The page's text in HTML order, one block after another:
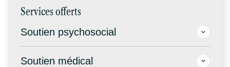
Services offerts
Soutien psychosocial
Soutien médical